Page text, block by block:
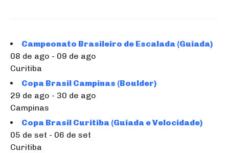
Campeonato Brasileiro de Escalada (Guiada)
08 de ago - 09 de ago
Curitiba
Copa Brasil Campinas (Boulder)
29 de ago - 30 de ago
Campinas
Copa Brasil Curitiba (Guiada e Velocidade)
05 de set - 06 de set
Curitiba